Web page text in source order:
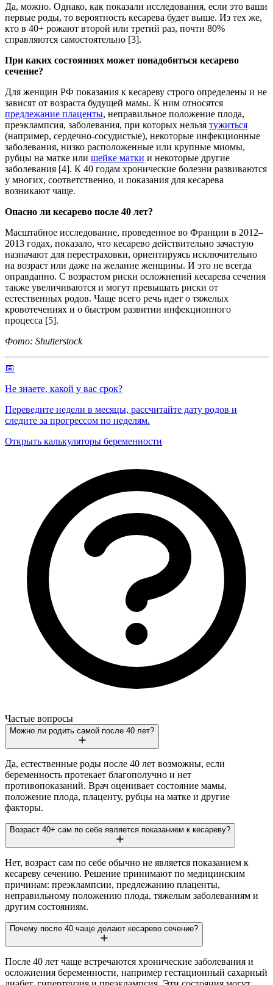
Да, можно. Однако, как показали исследования, если это ваши
первые роды, то вероятность кесарева будет выше. Из тех же,
кто в 40+ рожают второй или третий раз, почти 80%
справляются самостоятельно [3].
При каких состояниях может понадобиться кесарево
сечение?
Для женщин РФ показания к кесареву строго определены и не
зависят от возраста будущей мамы. К ним относятся
предлежание плаценты, неправильное положение плода,
преэклампсия, заболевания, при которых нельзя тужиться
(например, сердечно-сосудистые), некоторые инфекционные
заболевания, низко расположенные или крупные миомы,
рубцы на матке или шейке матки и некоторые другие
заболевания [4]. К 40 годам хронические болезни развиваются
у многих, соответственно, и показания для кесарева
возникают чаще.
Опасно ли кесарево после 40 лет?
Масштабное исследование, проведенное во Франции в 2012–
2013 годах, показало, что кесарево действительно зачастую
назначают для перестраховки, ориентируясь исключительно
на возраст или даже на желание женщины. И это не всегда
оправданно. С возрастом риски осложнений кесарева сечения
также увеличиваются и могут превышать риски от
естественных родов. Чаще всего речь идет о тяжелых
кровотечениях и о быстром развитии инфекционного
процесса [5].
Фото: Shutterstock
📅
Не знаете, какой у вас срок?
Переведите недели в месяцы, рассчитайте дату родов и
следите за прогрессом по неделям.
Открыть калькуляторы беременности
Частые вопросы
Можно ли родить самой после 40 лет?
Да, естественные роды после 40 лет возможны, если
беременность протекает благополучно и нет
противопоказаний. Врач оценивает состояние мамы,
положение плода, плаценту, рубцы на матке и другие
факторы.
Возраст 40+ сам по себе является показанием к кесареву?
Нет, возраст сам по себе обычно не является показанием к
кесареву сечению. Решение принимают по медицинским
причинам: преэклампсии, предлежанию плаценты,
неправильному положению плода, тяжелым заболеваниям и
другим состояниям.
Почему после 40 чаще делают кесарево сечение?
После 40 лет чаще встречаются хронические заболевания и
осложнения беременности, например гестационный сахарный